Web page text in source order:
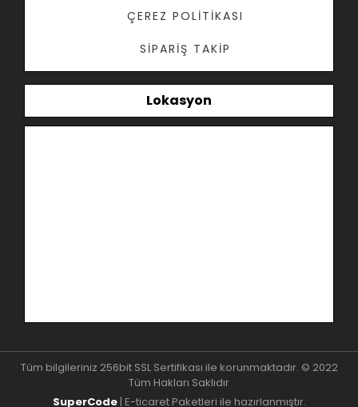
ÇEREZ POLITIKASI
SIPARIŞ TAKIP
Lokasyon
Tüm bilgileriniz 256bit SSL Sertifikası ile korunmaktadır. © 2022
Tüm Hakları Saklıdır
SuperCode| E-ticaret Paketleri ile hazırlanmıştır.